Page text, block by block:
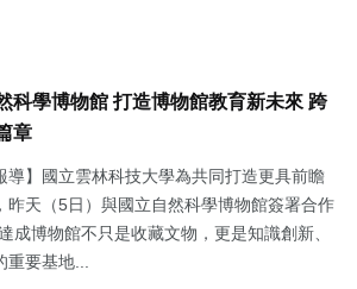
科學博物館 打造博物館教育新未來 跨
章
導】國立雲林科技大學為共同打造更具前瞻
昨天（5日）與國立自然科學博物館簽署合作
成博物館不只是收藏文物，更是知識創新、
要基地...